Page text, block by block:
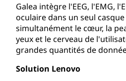
Galea intègre l'EEG, l'EMG,
oculaire dans un seul
simultanément le cœur, la
yeux et le cerveau de
grandes quantités de
Solution Lenovo